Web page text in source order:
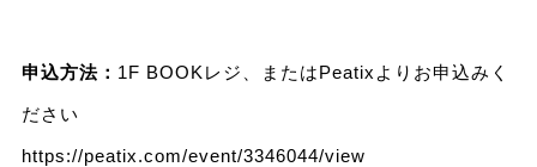
申込方法： 1F BOOKレジ、またはPeatixよりお申込みく
ださい
https://peatix.com/event/3346044/view